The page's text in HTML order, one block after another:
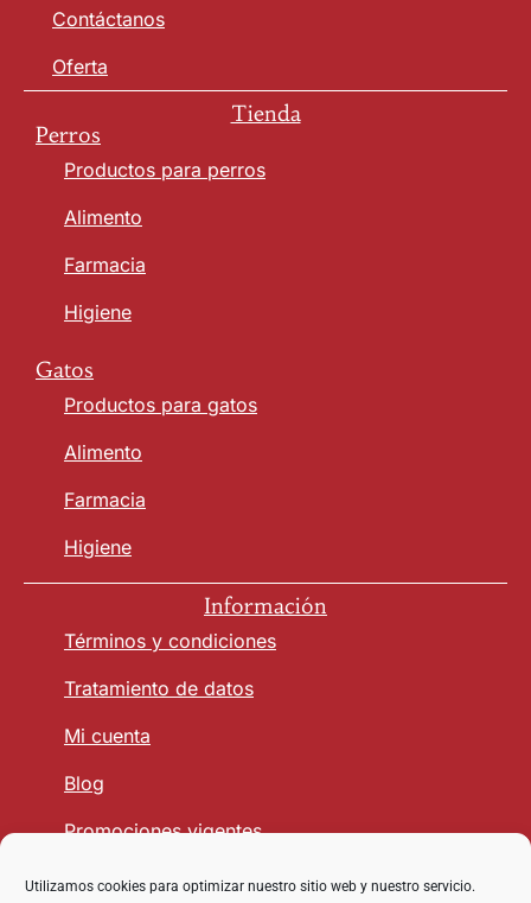
Utilizamos cookies para optimizar nuestro sitio web y nuestro servicio.
Contáctanos
Oferta
Tienda
Perros
Productos para perros
Alimento
Farmacia
Higiene
Gatos
Productos para gatos
Alimento
Farmacia
Higiene
Información
Términos y condiciones
Tratamiento de datos
Mi cuenta
Blog
Promociones vigentes
Seguridad y Confianza